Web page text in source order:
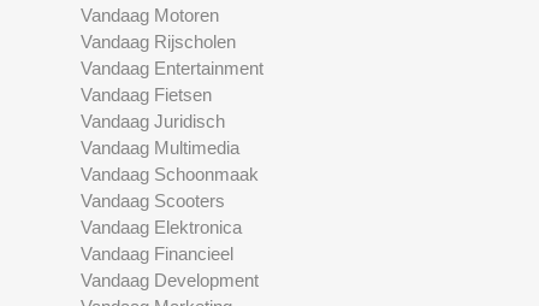
Vandaag Motoren
Vandaag Rijscholen
Vandaag Entertainment
Vandaag Fietsen
Vandaag Juridisch
Vandaag Multimedia
Vandaag Schoonmaak
Vandaag Scooters
Vandaag Elektronica
Vandaag Financieel
Vandaag Development